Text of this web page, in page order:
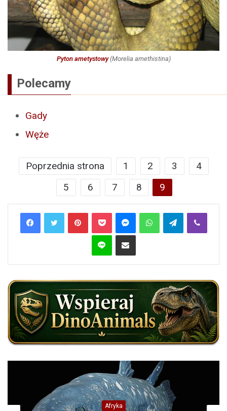
Pyton ametystowy(Morelia amethistina)
Polecamy
Gady
Węże
Poprzednia strona 1 2 3
4
5
6 7 8 9
PinterestPocket MessengerWhatsAppTelegramViber
Line Share via Email
Afryka